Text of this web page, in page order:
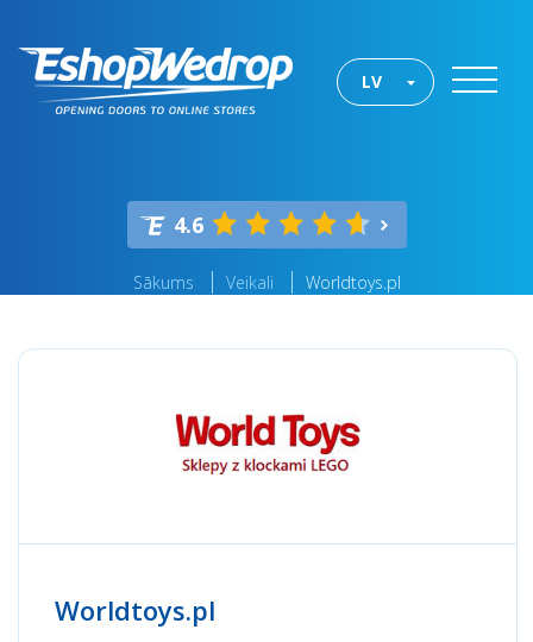
LV
4.6
Sākums Veikali Worldtoys.pl
Worldtoys.pl